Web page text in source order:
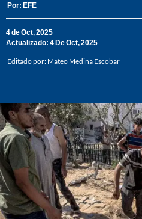
Por: EFE
4 de Oct, 2025
Actualizado: 4 De Oct, 2025
Editado por: Mateo Medina Escobar